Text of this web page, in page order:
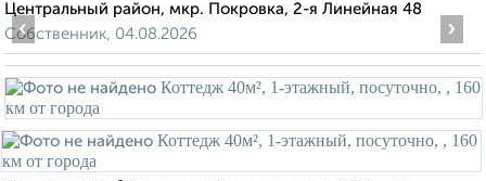
Центральный район, мкр. Покровка, 2-я Линейная 48
Собственник, 04.08.2026
‹ ›